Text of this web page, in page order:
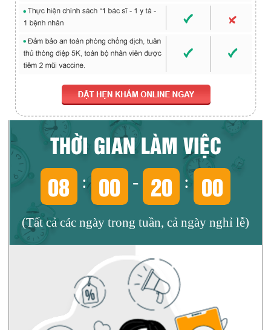
THỜI GIAN LÀM VIỆC
08 : 00 - 20 : 00
(Tất cả các ngày trong tuần, cả ngày nghỉ lễ)